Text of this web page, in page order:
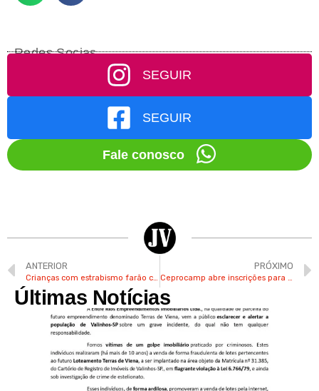
Redes Socias
SEGUIR
SEGUIR
Fale conosco
ANTERIOR
Crianças com estrabismo farão cirurgias pela rede municipal em Valinhos
PRÓXIMO
Ceprocamp abre inscrições para 5 cursos técnicos gratuitos
Últimas Notícias